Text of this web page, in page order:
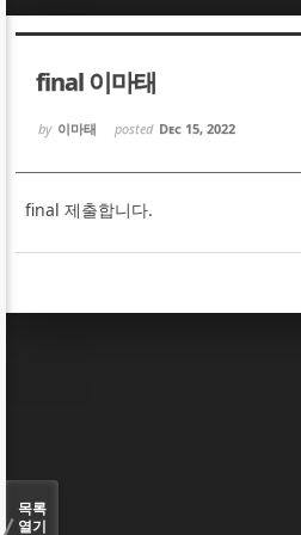
final 이마태
by 이마태 posted Dec 15, 2022
final 제출합니다.
목록
열기
Sketchbook5, 스케
Sketchbook5, 스
Sketchbook5, 스케
Sketchbook5, 스